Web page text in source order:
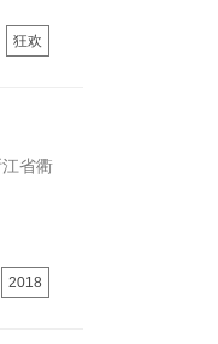
狂欢
省衢
2018